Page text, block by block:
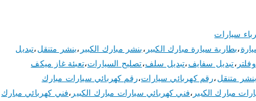
سيارات
،بطارية سيارة مبارك الكبير ،بنشر مبارك الكبير ،بنشر متنقل،تبديل
،تبديل سفايف،تبديل سلف،تصليح السيارات،تعبئة غاز ميكف
متنقل،رقم كهربائي سيارات،رقم كهربائي سيارات مبارك
مبارك الكبير ،فني كهربائي سيارات مبارك الكبير ،فني كهربائي مبارك